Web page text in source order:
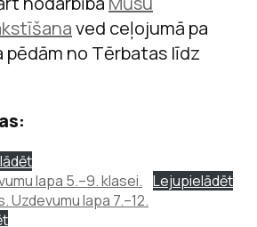
ved ceļojumā pa
pēdām no Tērbatas līdz
lapa 5.–9. klasei. Lejupielādēt
lapa 7.–12.